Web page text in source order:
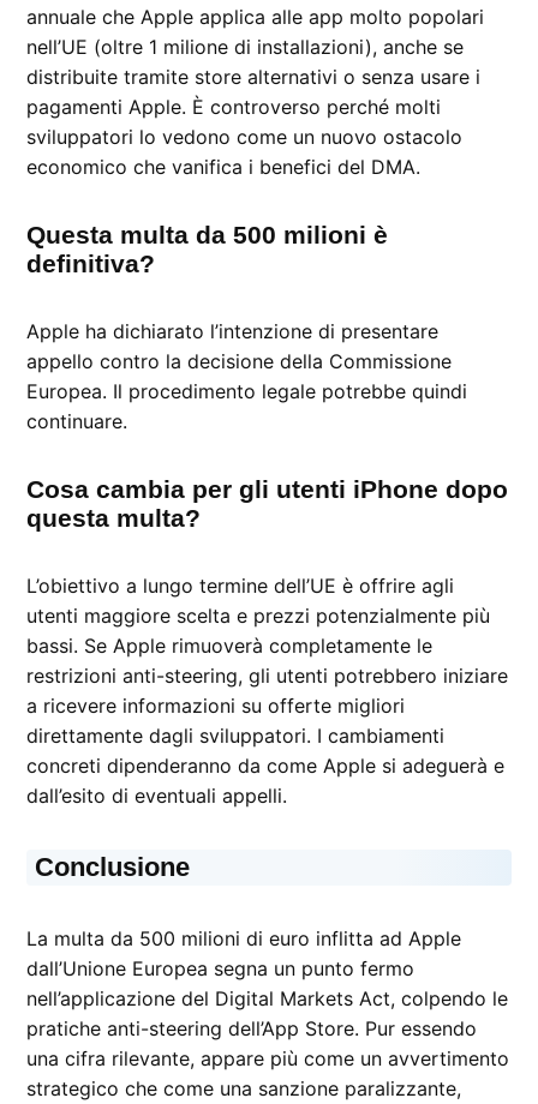
annuale che Apple applica alle app molto popolari
nell’UE (oltre 1 milione di installazioni), anche se
distribuite tramite store alternativi o senza usare i
pagamenti Apple. È controverso perché molti
sviluppatori lo vedono come un nuovo ostacolo
economico che vanifica i benefici del DMA.
Questa multa da 500 milioni è
definitiva?
Apple ha dichiarato l’intenzione di presentare
appello contro la decisione della Commissione
Europea. Il procedimento legale potrebbe quindi
continuare.
Cosa cambia per gli utenti iPhone dopo
questa multa?
L’obiettivo a lungo termine dell’UE è offrire agli
utenti maggiore scelta e prezzi potenzialmente più
bassi. Se Apple rimuoverà completamente le
restrizioni anti-steering, gli utenti potrebbero iniziare
a ricevere informazioni su offerte migliori
direttamente dagli sviluppatori. I cambiamenti
concreti dipenderanno da come Apple si adeguerà e
dall’esito di eventuali appelli.
Conclusione
La multa da 500 milioni di euro inflitta ad Apple
dall’Unione Europea segna un punto fermo
nell’applicazione del Digital Markets Act, colpendo le
pratiche anti-steering dell’App Store. Pur essendo
una cifra rilevante, appare più come un avvertimento
strategico che come una sanzione paralizzante,